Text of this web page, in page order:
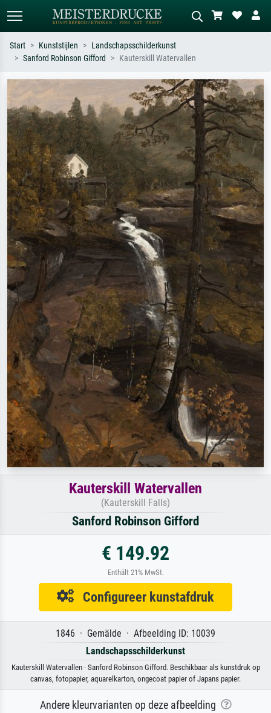
Zoek op kunstenaar, titel of stijl – bijv.
Monet, Sterrennacht, impressionisme,
Hokusai-golf, naakt.
Beschrijf de scène – bijv. groene
weide, abstract met veel rood, donker
olieverfschilderij, staand naakt naast
een boom.
Start Kunststijlen
Landschapsschilderkunst
Sanford Robinson Gifford
Kauterskill Watervallen
Kauterskill Watervallen
(Kauterskill Falls)
Sanford Robinson Gifford
€ 149.92
Enthält 21% MwSt.
Configureer kunstafdruk
1846 · Gemälde · Afbeelding ID: 10039
Landschapsschilderkunst
Kauterskill Watervallen · Sanford Robinson Gifford. Beschikbaar als kunstdruk op
canvas, fotopapier, aquarelkarton, ongecoat papier of Japans papier.
Andere kleurvarianten op deze afbeelding